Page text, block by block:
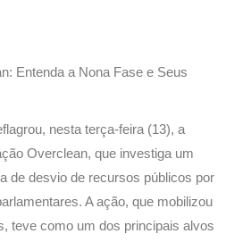
Entenda a Nona Fase e Seus
nesta terça-feira (13), a
Overclean, que investiga um
de desvio de recursos públicos por
A ação, que mobilizou
teve como um dos principais alvos